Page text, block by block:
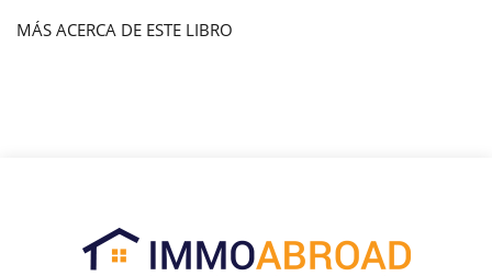
MÁS ACERCA DE ESTE LIBRO